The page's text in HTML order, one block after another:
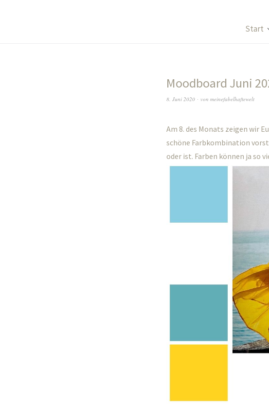
Start
Moodboard Juni
8. Juni 2020 von meinefabelhaftewelt
Am 8. des Monats zeigen wir
schöne Farbkombination
oder ist. Farben können ja so